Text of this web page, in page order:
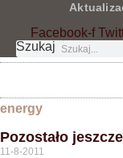
treści
Aktualizacja
Facebook-f
Szukaj
energy
Pozostało
11-8-2011